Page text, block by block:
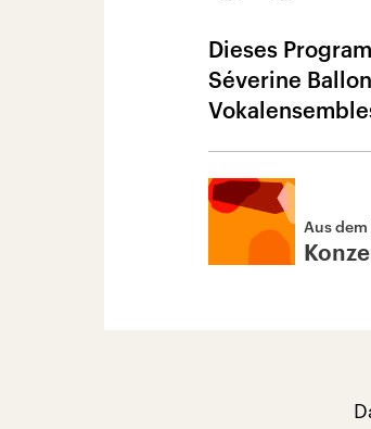
Dieses
Séverine
Aus